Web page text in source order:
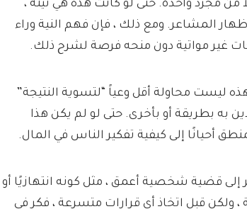
مجرد واحدة. حتى لو كانت هذه هي نيته ،
المشاعر. ومع ذلك ، فإن فهم النية وراء
غير مواتية دون منحه فرصة لشرح ذلك.
ليست محاولة أقل وعياً “لتسوية النتيجة”
به بطريقة أو بأخرى. حتى لو لم يكن هذا
أحيانًا إلى كيفية تفكير الناس في المال.
إلى قضية شخصية أعمق ، مثل كونه انتهازيًا أو
قبل اتخاذ أي قرارات متسرعة ، فكر في